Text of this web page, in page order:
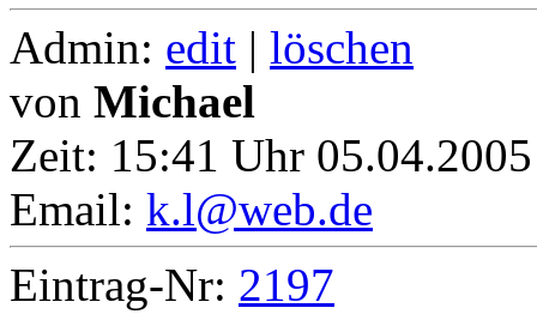
Admin: edit | löschen
von Michael
Zeit: 15:41 Uhr
Email: k.l@web.de
Eintrag-Nr: 2197